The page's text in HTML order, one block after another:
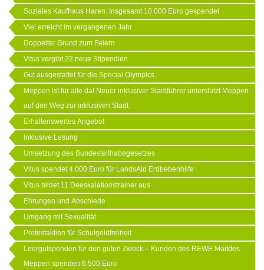
Soziales Kaufhaus Haren: Insgesamt 10.000 Euro gespendet
Viel erreicht im vergangenen Jahr
Doppelter Grund zum Feiern
Vitus vergibt 22 neue Stipendien
Gut ausgestattet für die Special Olympics.
Meppen ist für alle da! Neuer inklusiver Stadtführer unterstützt Meppen
auf den Weg zur inklusiven Stadt
Erhaltenswertes Angebot
Inklusive Lesung
Umsetzung des Bundesteilhabegesetzes
Vitus spendet 4.000 Euro für LandsAid Erdbebenhilfe
Vitus bildet 11 Deeskalationstrainer aus
Ehrungen und Abschiede
Umgang mit Sexualität
Protestaktion für Schulgeldfreiheit
Leergutspenden für den guten Zweck – Kunden des REWE Marktes
Meppen spenden 6.500 Euro